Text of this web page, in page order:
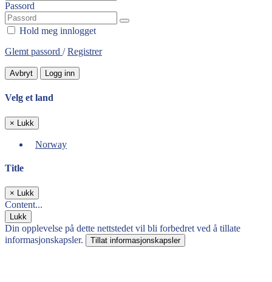
Passord
Hold meg innlogget
Glemt passord /Registrer
Avbryt Logg inn
Velg et land
× Lukk
Norway
Title
× Lukk
Content...
Lukk
Din opplevelse på dette nettstedet vil bli forbedret ved å tillate
informasjonskapsler.
Tillat informasjonskapsler